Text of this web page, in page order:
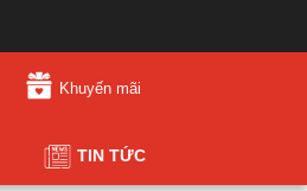
Khuyến mãi
TIN TỨC